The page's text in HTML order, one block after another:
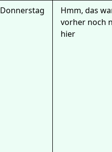
Donnerstag
Hmm, das
vorher noch
hier